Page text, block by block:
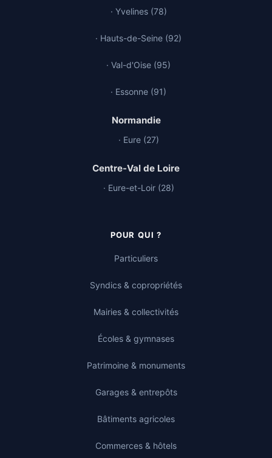
· Yvelines (78)
· Hauts-de-Seine (92)
· Val-d'Oise (95)
· Essonne (91)
Normandie
· Eure (27)
Centre-Val de Loire
· Eure-et-Loir (28)
POUR QUI ?
Particuliers
Syndics & copropriétés
Mairies & collectivités
Écoles & gymnases
Patrimoine & monuments
Garages & entrepôts
Bâtiments agricoles
Commerces & hôtels